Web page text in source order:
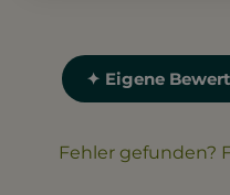
✦ Eigene
Fehler gefunden?